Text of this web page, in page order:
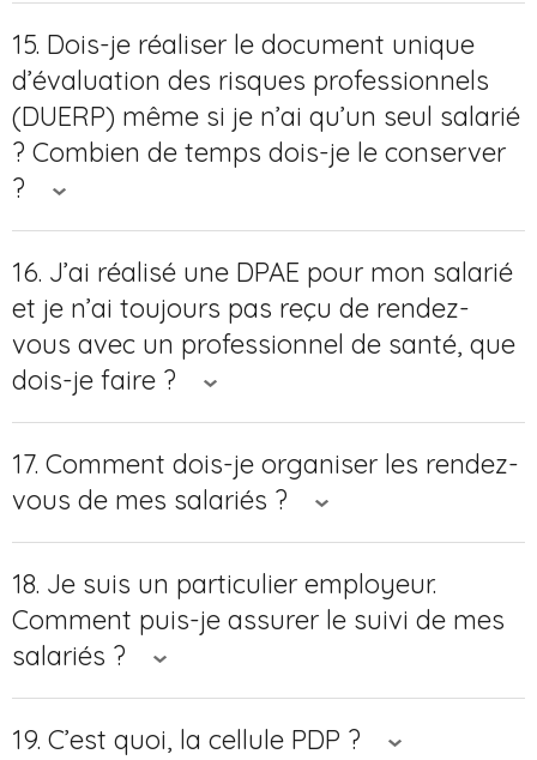
15. Dois-je réaliser le document unique
d’évaluation des risques professionnels
(DUERP) même si je n’ai qu’un seul salarié
? Combien de temps dois-je le conserver
?
16. J’ai réalisé une DPAE pour mon salarié
et je n’ai toujours pas reçu de rendez-
vous avec un professionnel de santé, que
dois-je faire ?
17. Comment dois-je organiser les rendez-
vous de mes salariés ?
18. Je suis un particulier employeur.
Comment puis-je assurer le suivi de mes
salariés ?
19. C’est quoi, la cellule PDP ?